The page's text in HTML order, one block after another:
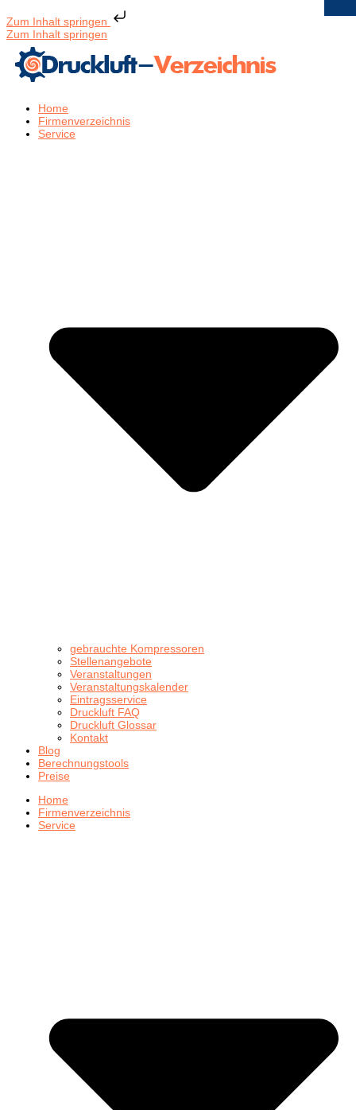
Zum Inhalt springen
Zum Inhalt springen
Home
Firmenverzeichnis
Service
gebrauchte Kompressoren
Stellenangebote
Veranstaltungen
Veranstaltungskalender
Eintragsservice
Druckluft FAQ
Druckluft Glossar
Kontakt
Blog
Berechnungstools
Preise
Home
Firmenverzeichnis
Service